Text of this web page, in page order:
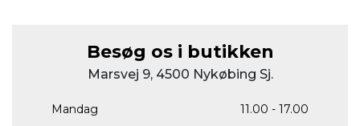
Besøg os i butikken
Marsvej 9, 4500 Nykøbing Sj.
Mandag
11.00 - 17.00